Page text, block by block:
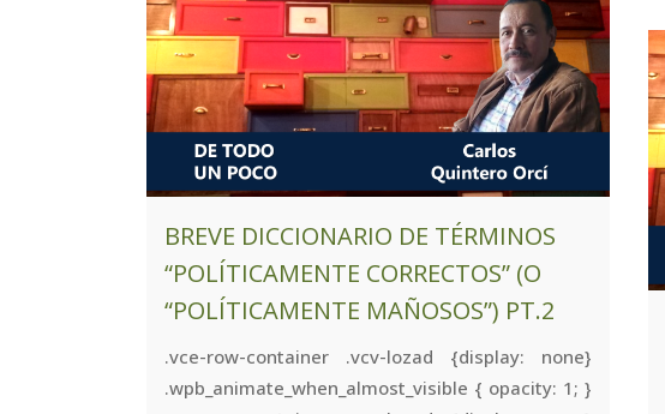
BREVE DICCIONARIO DE TÉRMINOS
“POLÍTICAMENTE CORRECTOS” (O
“POLÍTICAMENTE MAÑOSOS”) PT.2
.vce-row-container .vcv-lozad {display: none}
.wpb_animate_when_almost_visible { opacity: 1; }